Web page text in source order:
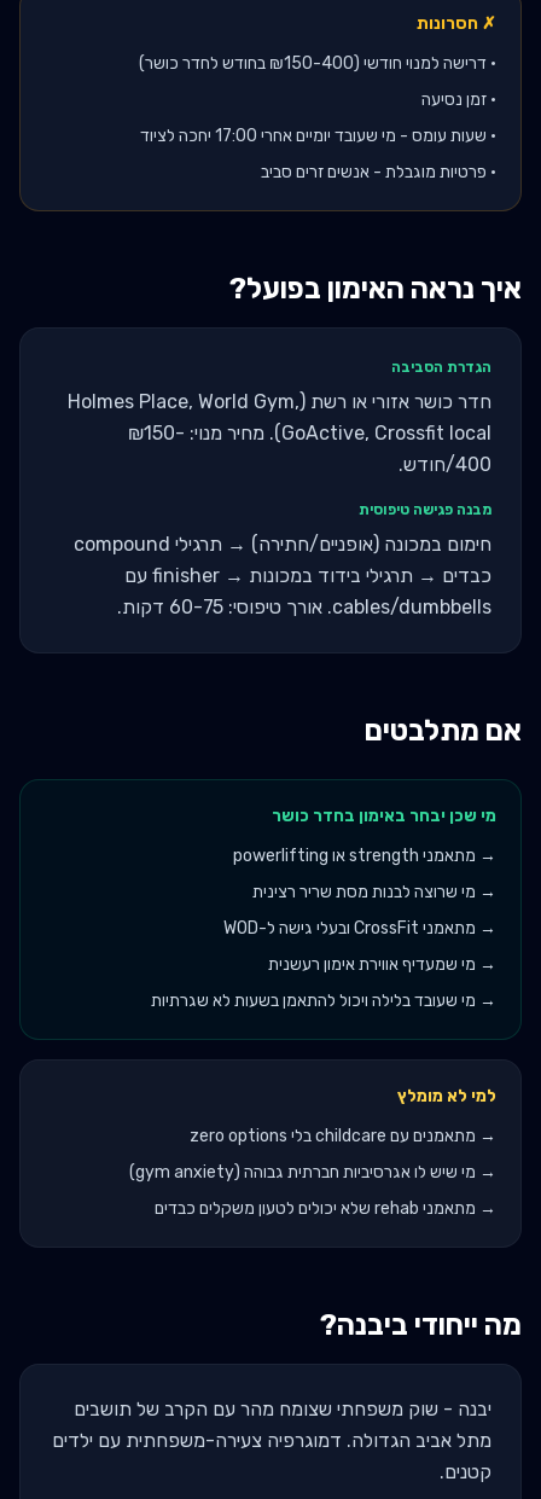
✗ חסרונות
• דרישה למנוי חודשי (₪150-400 בחודש לחדר כושר)
• זמן נסיעה
• שעות עומס - מי שעובד יומיים אחרי 17:00 יחכה לציוד
• פרטיות מוגבלת - אנשים זרים סביב
איך נראה האימון בפועל?
הגדרת הסביבה
חדר כושר אזורי או רשת (Holmes Place, World Gym,
GoActive, Crossfit local). מחיר מנוי: ₪150-
400/חודש.
מבנה פגישה טיפוסית
חימום במכונה (אופניים/חתירה) → תרגילי compound
כבדים → תרגילי בידוד במכונות → finisher עם
cables/dumbbells. אורך טיפוסי: 60-75 דקות.
אם מתלבטים
מי שכן יבחר באימון בחדר כושר
→ מתאמני strength או powerlifting
→ מי שרוצה לבנות מסת שריר רצינית
→ מתאמני CrossFit ובעלי גישה ל-WOD
→ מי שמעדיף אווירת אימון רעשנית
→ מי שעובד בלילה ויכול להתאמן בשעות לא שגרתיות
למי לא מומלץ
→ מתאמנים עם childcare בלי zero options
→ מי שיש לו אגרסיביות חברתית גבוהה (gym anxiety)
→ מתאמני rehab שלא יכולים לטעון משקלים כבדים
מה ייחודי ביבנה?
יבנה - שוק משפחתי שצומח מהר עם הקרב של תושבים
מתל אביב הגדולה. דמוגרפיה צעירה-משפחתית עם ילדים
קטנים.